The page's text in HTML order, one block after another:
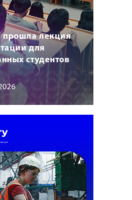
прошла лекция
для
студентов